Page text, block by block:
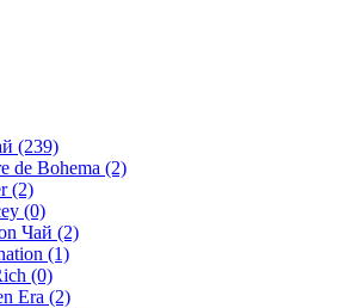
(239)
de Bohema (2)
(2)
(0)
Чай (2)
(1)
(0)
Era (2)